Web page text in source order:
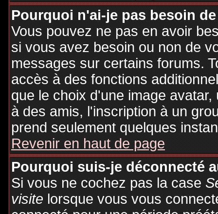
Pourquoi n'ai-je pas besoin
Vous pouvez ne pas en avoir
si vous avez besoin ou non de
messages sur certains forums.
accès à des fonctions
que le choix d'une image
à des amis, l'inscription à un
prend seulement quelques
Revenir en haut de page
Pourquoi suis-je déconnecté
Si vous ne cochez pas la case
visitelorsque vous vous